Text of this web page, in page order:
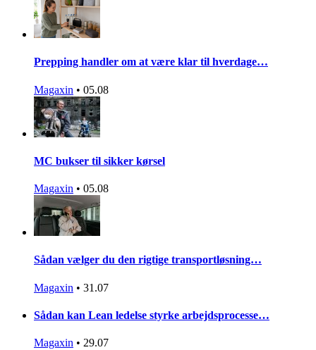
Prepping handler om at være klar til hverdage…
Magaxin • 05.08
MC bukser til sikker kørsel
Magaxin • 05.08
Sådan vælger du den rigtige transportløsning…
Magaxin • 31.07
Sådan kan Lean ledelse styrke arbejdsprocesse…
Magaxin • 29.07